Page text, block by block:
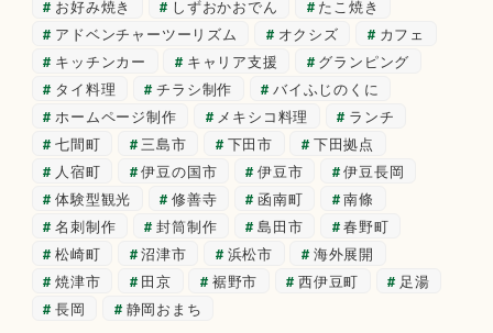
お好み焼き
しずおかおでん
たこ焼き
アドベンチャーツーリズム
オクシズ
カフェ
キッチンカー
キャリア支援
グランピング
タイ料理
チラシ制作
バイふじのくに
ホームページ制作
メキシコ料理
ランチ
七間町
三島市 下田市
下田拠点
人宿町
伊豆の国市 伊豆市
伊豆長岡
体験型観光
修善寺 函南町
南條
名刺制作
封筒制作 島田市
春野町
松崎町
沼津市 浜松市
海外展開
焼津市
田京 裾野市 西伊豆町
足湯
長岡
静岡おまち